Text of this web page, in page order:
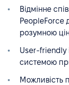
Відмінне
PeopleForce
розумною
User-friendly
системою
Можливість